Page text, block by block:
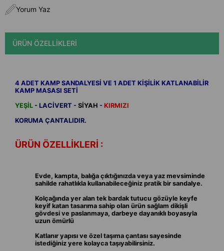
Yorum Yaz
ÜRÜN ÖZELLIKLERI
4 ADET KAMP SANDALYESİ VE 1 ADET KİŞİLİK KATLANABİLİR
KAMP MASASI SETİ
YEŞİL - LACİVERT - SİYAH - KIRMIZI
KORUMA ÇANTALIDIR.
ÜRÜN ÖZELLİKLERİ :
Evde, kampta, balığa çıktığınızda veya yaz mevsiminde
sahilde rahatlıkla kullanabileceğiniz pratik bir sandalye.
Kolçağında yer alan tek bardak tutucu gözüyle keyfe
keyif katan tasarıma sahip olan ürün sağlam dikişli
gövdesi ve paslanmaya, darbeye dayanıklı boyasıyla
uzun ömürlü
Katlanır yapısı ve özel taşıma çantası sayesinde
istediğiniz yere kolayca taşıyabilirsiniz.